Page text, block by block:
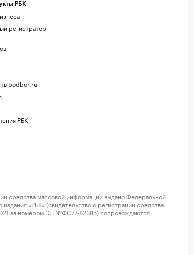
РБК
регистратор
podbor.ru
РБК
массовой информации выдано Федеральной
«РБК» (свидетельство о регистрации средства
за номером ЭЛ №ФС77-82385) сопровождаются